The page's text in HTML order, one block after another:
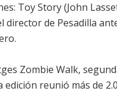
Toy Story (John
director de Pesadilla
Zombie Walk,
edición reunió más de